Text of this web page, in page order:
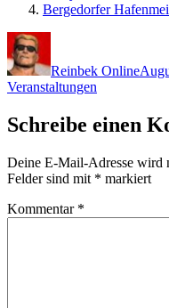
Bergedorfer
Reinbek Online
Veranstaltungen
Schreibe einen
Deine E-Mail-Adresse wird
Felder sind mit * markiert
Kommentar *